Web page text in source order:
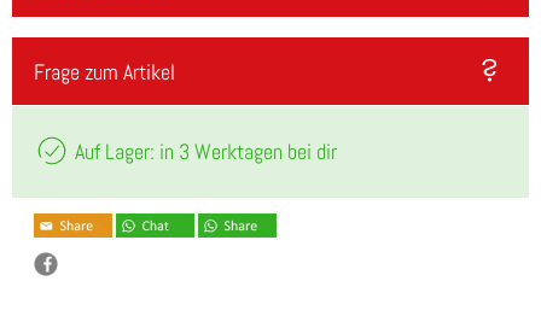
Frage zum Artikel
Auf Lager: in 3 Werktagen bei dir